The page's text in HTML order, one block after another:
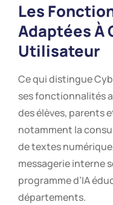
Les
Adaptées À
Utilisateur
Ce qui distingue
ses fonctionnalités
des élèves, parents
notamment la
de textes
messagerie interne
programme d’IA
départements.